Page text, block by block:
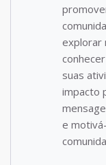
explorar
suas
impacto
e